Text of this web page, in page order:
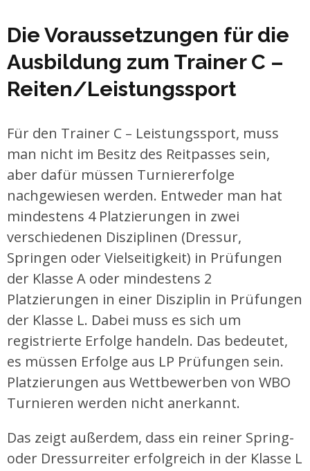
Die Voraussetzungen für die
Ausbildung zum Trainer C –
Reiten/Leistungssport
Für den Trainer C – Leistungssport, muss
man nicht im Besitz des Reitpasses sein,
aber dafür müssen Turniererfolge
nachgewiesen werden. Entweder man hat
mindestens 4 Platzierungen in zwei
verschiedenen Disziplinen (Dressur,
Springen oder Vielseitigkeit) in Prüfungen
der Klasse A oder mindestens 2
Platzierungen in einer Disziplin in Prüfungen
der Klasse L. Dabei muss es sich um
registrierte Erfolge handeln. Das bedeutet,
es müssen Erfolge aus LP Prüfungen sein.
Platzierungen aus Wettbewerben von WBO
Turnieren werden nicht anerkannt.
Das zeigt außerdem, dass ein reiner Spring-
oder Dressurreiter erfolgreich in der Klasse L